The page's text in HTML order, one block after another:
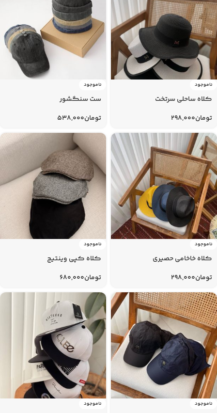
ناموجود
کلاه ساحلی سرتخت
تومان298,000
ناموجود
ست سنگشور
تومان538,000
ناموجود
کلاه خاخامی حصیری
تومان298,000
ناموجود
کلاه کپی وینتیج
تومان680,000
ناموجود ناموجود